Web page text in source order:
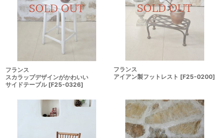
フランス
スカラップデザインがかわいい
サイドテーブル [F25-0326]
フランス
アイアン製フットレスト [F25-0200]